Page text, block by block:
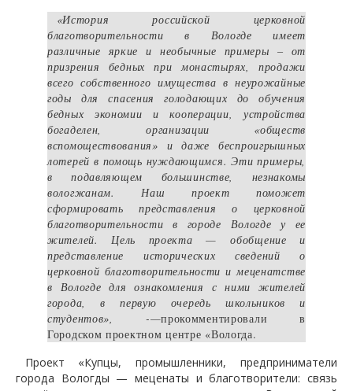
«История российской церковной
благотворительности в Вологде имеет
различные яркие и необычные примеры – от
призрения бедных при монастырях, продажи
всего собственного имущества в неурожайные
годы для спасения голодающих до обучения
бедных экономии и кооперации, устройства
богаделен, организации «обществ
вспомоществования» и даже беспроигрышных
лотерей в помощь нуждающимся. Эти примеры,
в подавляющем большинстве, незнакомы
вологжанам. Наш проект поможет
сформировать представления о церковной
благотворительности в городе Вологде у ее
жителей. Цель проекта — обобщение и
представление исторических сведений о
церковной благотворительности и меценатстве
в Вологде для ознакомления с ними жителей
города, в первую очередь школьников и
студентов», -—прокомментировали в
Городском проектном центре «Вологда.
Проект «Купцы, промышленники, предприниматели
города Вологды — меценаты и благотворители: связь